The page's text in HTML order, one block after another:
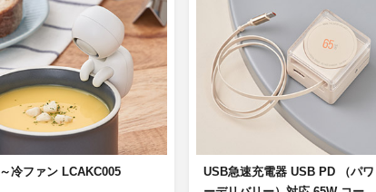
アクセサリー・消耗品
ブランド
冷ファン LCAKC005
USB急速充電器 USB PD （パワ